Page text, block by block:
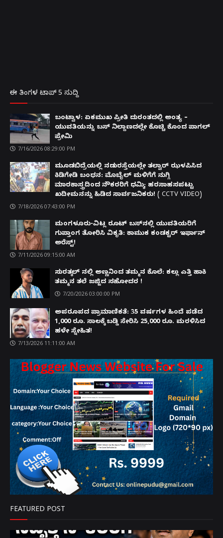
ಈ ತಿಂಗಳ ಟಾಪ್ 5 ಸುದ್ದಿ
ಬಂಟ್ವಾಳ: ಏಕಮುಖ ಪ್ರೀತಿ ದುರಂತದಲ್ಲಿ ಅಂತ್ಯ –
ಯುವತಿಯನ್ನು ಬಸ್ ನಿಲ್ದಾಣದಲ್ಲೇ ಕೊಚ್ಚಿ ಕೊಂದ ಪಾಗಲ್
ಪ್ರೇಮಿ
7/16/2026 08:29:00 PM
ಮೂಡಬಿದ್ರೆಯಲ್ಲಿ ನಡುರಸ್ತೆಯಲ್ಲೇ ತಲ್ವಾರ್ ಝಳಪಿಸಿದ
ಕಿಡಿಗೇಡಿ ಬಂಧನ: ಮೊಬೈಲ್ ಮಳಿಗೆಗೆ ನುಗ್ಗಿ
ಮಾರಕಾಸ್ತ್ರದಿಂದ ನೌಕರರಿಗೆ ಧಮ್ಕಿ; ಹರಸಾಹಸಪಟ್ಟು
ಖದೀಮನನ್ನು ಹಿಡಿದ ಸಾರ್ವಜನಿಕರು! ( CCTV VIDEO)
7/18/2026 07:43:00 PM
ಮಂಗಳೂರು-ವಿಟ್ಲ ರೂಟ್ ಬಸ್‌ನಲ್ಲಿ ಯುವತಿಯರಿಗೆ
ಗುಪ್ತಾಂಗ ತೋರಿಸಿ ವಿಕೃತಿ: ಕಾಮುಕ ಕಂಡಕ್ಟರ್ ಇರ್ಫಾನ್
ಅರೆಸ್ಟ್!
7/11/2026 09:15:00 AM
ಸುರತ್ಕಲ್ ನಲ್ಲಿ ಅಣ್ಣನಿಂದ ತಮ್ಮನ ಕೊಲೆ: ಕಲ್ಲು ಎತ್ತಿ ಹಾಕಿ
ತಮ್ಮನ ತಲೆ ಜಜ್ಜಿದ ಸಹೋದರ !
7/20/2026 03:00:00 PM
ಅಪರೂಪದ ಪ್ರಾಮಾಣಿಕತೆ: 35 ವರ್ಷಗಳ ಹಿಂದೆ ಪಡೆದ
1,000 ರೂ. ಸಾಲಕ್ಕೆ ಬಡ್ಡಿ ಸೇರಿಸಿ 25,000 ರೂ. ಮರಳಿಸಿದ
ಹಳೇ ಸ್ನೇಹಿತ!
7/13/2026 11:11:00 AM
FEATURED POST